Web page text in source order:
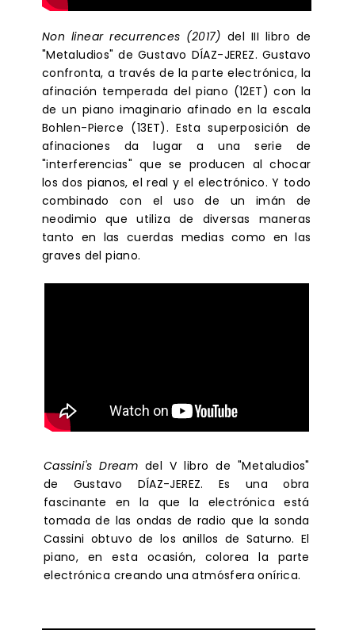
Non linear recurrences (2017) del III libro de
"Metaludios" de Gustavo DÍAZ-JEREZ. Gustavo
confronta, a través de la parte electrónica, la
afinación temperada del piano (12ET) con la
de un piano imaginario afinado en la escala
Bohlen-Pierce (13ET). Esta superposición de
afinaciones da lugar a una serie de
"interferencias" que se producen al chocar
los dos pianos, el real y el electrónico. Y todo
combinado con el uso de un imán de
neodimio que utiliza de diversas maneras
tanto en las cuerdas medias como en las
graves del piano.
Cassini's Dreamdel V libro de "Metaludios"
de Gustavo DÍAZ-JEREZ. Es una obra
fascinante en la que la electrónica está
tomada de las ondas de radio que la sonda
Cassini obtuvo de los anillos de Saturno. El
piano, en esta ocasión, colorea la parte
electrónica creando una atmósfera onírica.